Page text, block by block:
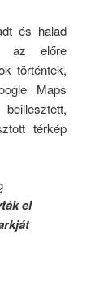
és halad
az előre
történtek,
Maps
térkép
el